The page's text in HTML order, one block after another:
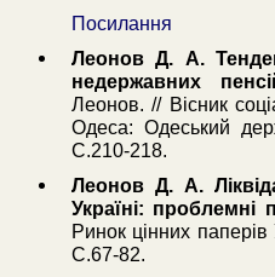
Посилання
Леонов Д. А.
недержавних
Леонов. // Вісник
Одеса: Одеський
С.210-218.
Леонов Д. А.
Україні: проблемні
Ринок цінних
С.67-82.